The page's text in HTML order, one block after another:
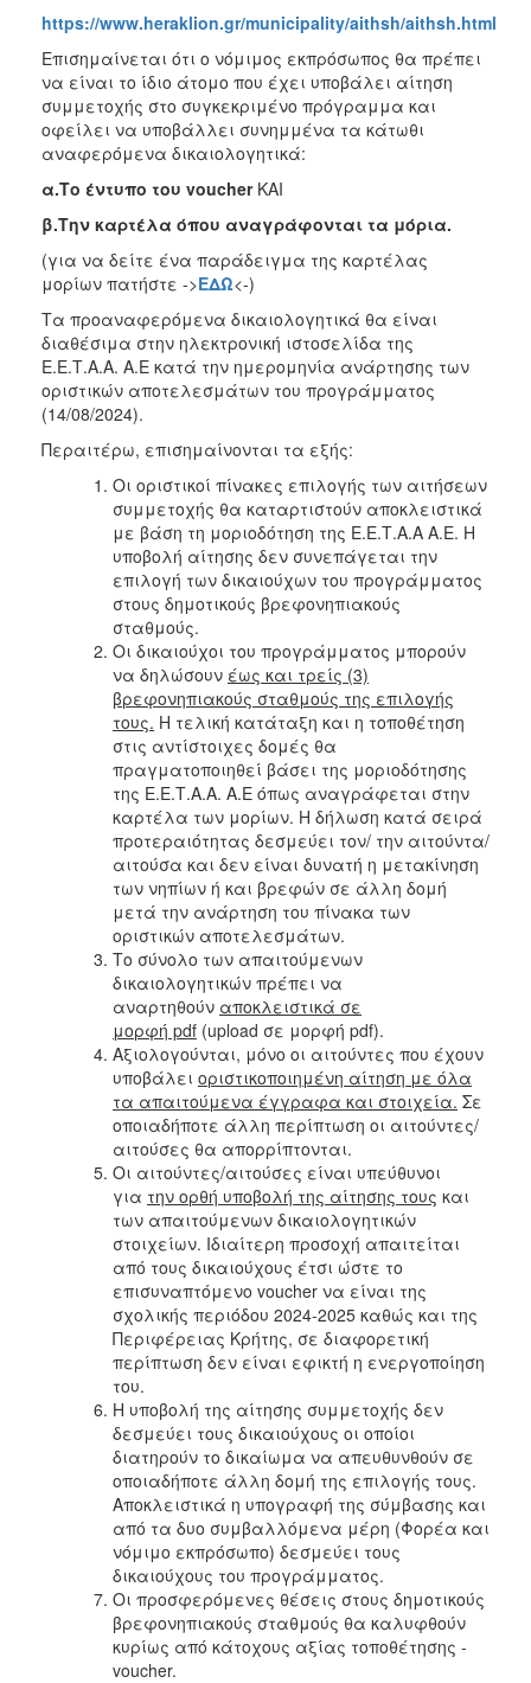
https://www.heraklion.gr/municipality/aithsh/aithsh.html
Επισημαίνεται ότι ο νόμιμος εκπρόσωπος θα πρέπει
να είναι το ίδιο άτομο που έχει υποβάλει αίτηση
συμμετοχής στο συγκεκριμένο πρόγραμμα και
οφείλει να υποβάλλει συνημμένα τα κάτωθι
αναφερόμενα δικαιολογητικά:
α.Το έντυπο του voucherΚΑΙ
β.Την καρτέλα όπου αναγράφονται τα μόρια.
(για να δείτε ένα παράδειγμα της καρτέλας
μορίων πατήστε ->ΕΔΩ<-)
Τα προαναφερόμενα δικαιολογητικά θα είναι
διαθέσιμα στην ηλεκτρονική ιστοσελίδα της
Ε.Ε.Τ.Α.Α. Α.Ε κατά την ημερομηνία ανάρτησης των
οριστικών αποτελεσμάτων του προγράμματος
(14/08/2024).
Περαιτέρω, επισημαίνονται τα εξής:
Οι οριστικοί πίνακες επιλογής των αιτήσεων
συμμετοχής θα καταρτιστούν αποκλειστικά
με βάση τη μοριοδότηση της Ε.Ε.Τ.Α.Α Α.Ε. Η
υποβολή αίτησης δεν συνεπάγεται την
επιλογή των δικαιούχων του προγράμματος
στους δημοτικούς βρεφονηπιακούς
σταθμούς.
Οι δικαιούχοι του προγράμματος μπορούν
να δηλώσουν έως και τρείς (3)
βρεφονηπιακούς σταθμούς της επιλογής
τους. Η τελική κατάταξη και η τοποθέτηση
στις αντίστοιχες δομές θα
πραγματοποιηθεί βάσει της μοριοδότησης
της Ε.Ε.Τ.Α.Α. Α.Ε όπως αναγράφεται στην
καρτέλα των μορίων. Η δήλωση κατά σειρά
προτεραιότητας δεσμεύει τον/ την αιτούντα/
αιτούσα και δεν είναι δυνατή η μετακίνηση
των νηπίων ή και βρεφών σε άλλη δομή
μετά την ανάρτηση του πίνακα των
οριστικών αποτελεσμάτων.
Το σύνολο των απαιτούμενων
δικαιολογητικών πρέπει να
αναρτηθούν αποκλειστικά σε
μορφή pdf (upload σε μορφή pdf).
Αξιολογούνται, μόνο οι αιτούντες που έχουν
υποβάλει οριστικοποιημένη αίτηση με όλα
τα απαιτούμενα έγγραφα και στοιχεία. Σε
οποιαδήποτε άλλη περίπτωση οι αιτούντες/
αιτούσες θα απορρίπτονται.
Οι αιτούντες/αιτούσες είναι υπεύθυνοι
για την ορθή υποβολή της αίτησης τους και
των απαιτούμενων δικαιολογητικών
στοιχείων. Ιδιαίτερη προσοχή απαιτείται
από τους δικαιούχους έτσι ώστε το
επισυναπτόμενο voucher να είναι της
σχολικής περιόδου 2024-2025 καθώς και της
Περιφέρειας Κρήτης, σε διαφορετική
περίπτωση δεν είναι εφικτή η ενεργοποίηση
του.
Η υποβολή της αίτησης συμμετοχής δεν
δεσμεύει τους δικαιούχους οι οποίοι
διατηρούν το δικαίωμα να απευθυνθούν σε
οποιαδήποτε άλλη δομή της επιλογής τους.
Αποκλειστικά η υπογραφή της σύμβασης και
από τα δυο συμβαλλόμενα μέρη (Φορέα και
νόμιμο εκπρόσωπο) δεσμεύει τους
δικαιούχους του προγράμματος.
Οι προσφερόμενες θέσεις στους δημοτικούς
βρεφονηπιακούς σταθμούς θα καλυφθούν
κυρίως από κάτοχους αξίας τοποθέτησης -
voucher.